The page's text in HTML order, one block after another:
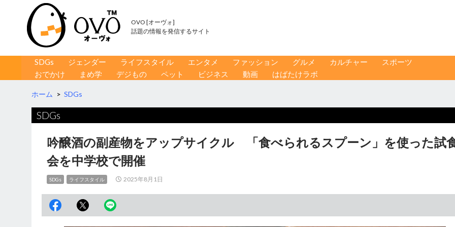
OVO [オーヴォ]
話題の情報を発信するサイト
コンテンツへ移動
SDGs ジェンダー ライフスタイル エンタメ ファッション グルメ カルチャー
スポーツ
おでかけ
まめ学 デジもの ペット ビジネス 動画 はばたけラボ
ホーム > SDGs
SDGs
吟醸酒の副産物をアップサイクル 「食べられるスプーン」を使った試
会を中学校で開催
SDGs ライフスタイル 2025年8月1日